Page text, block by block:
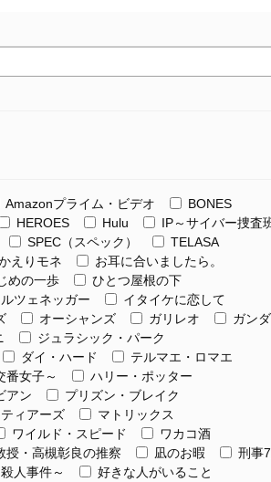
Amazonプライム・ビデオ
BONES
HEROES Hulu
IP～サイバー捜査
SPEC（スペック）
TELASA
えりモネ
お耳に合いましたら。
めの一歩
ひとつ屋根の下
ツェネッガー
イタイケに恋して
オーシャンズ ガリレオ
ガン
ジュラシック・パーク
ダイ・ハード
テルマエ・ロマエ
番女子～
ハリー・ポッター
アン
プリズン・ブレイク
ィアーズ
マトリックス
ワイルド・スピード
ワカコ酒
授・高槻彰良の推察 凪のお暇
刑事
人事件～ 好きな人がいること